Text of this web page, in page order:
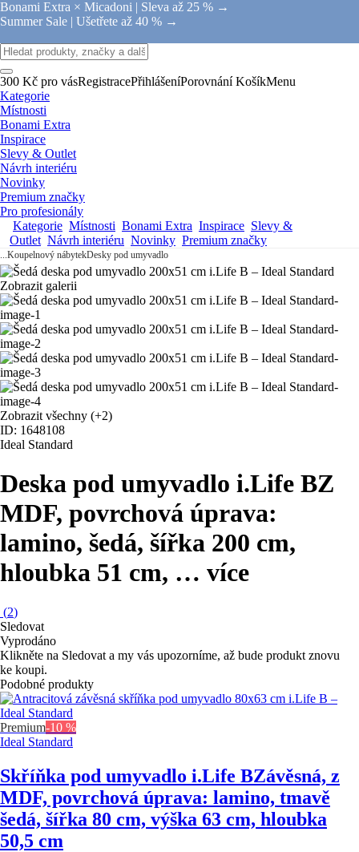
Bonami Extra × Micadoni | Sleva až 25 % →
Summer Sale | Ušetřete až 40 % →
300 Kč pro vásRegistracePřihlášeníPorovnání KošíkMenu
Kategorie
Místnosti
Bonami Extra
Inspirace
Slevy & Outlet
Návrh interiéru
Novinky
Premium značky
Pro profesionály
Kategorie Místnosti Bonami Extra Inspirace Slevy &
Outlet Návrh interiéru Novinky Premium značky
...Koupelnový nábytekDesky pod umyvadlo
Zobrazit galerii
Zobrazit všechny (+2)
ID: 1648108
Ideal Standard
Deska pod umyvadlo i.Life BZ
MDF, povrchová úprava:
lamino, šedá, šířka 200 cm,
hloubka 51 cm, … více
(2)
Sledovat
Vyprodáno
Klikněte na Sledovat a my vás upozorníme, až bude produkt znovu
ke koupi.
Podobné produkty
Premium-10 %
Ideal Standard
Skříňka pod umyvadlo i.Life BZávěsná, z
MDF, povrchová úprava: lamino, tmavě
šedá, šířka 80 cm, výška 63 cm, hloubka
50,5 cm